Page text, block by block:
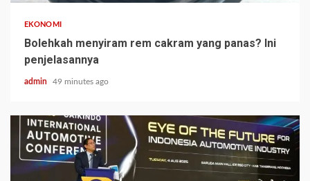
EKONOMI
Bolehkah menyiram rem cakram yang panas? Ini
penjelasannya
admin 49 minutes ago